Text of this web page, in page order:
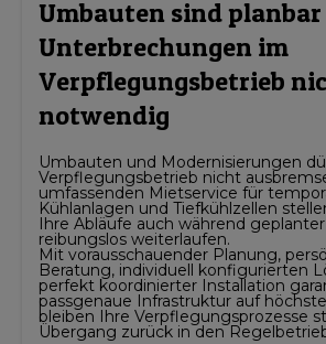
Umbauten sind planbar
Unterbrechungen im
Verpflegungsbetrieb
notwendig
Umbauten und Modernisierungen
Verpflegungsbetrieb nicht
umfassenden Mietservice für
Kühlanlagen und Tiefkühlzellen
Ihre Abläufe auch während
reibungslos weiterlaufen.
Mit vorausschauender Planung,
Beratung, individuell konfigurierten
perfekt koordinierter Installation
passgenaue Infrastruktur auf
bleiben Ihre Verpflegungsprozesse
Übergang zurück in den